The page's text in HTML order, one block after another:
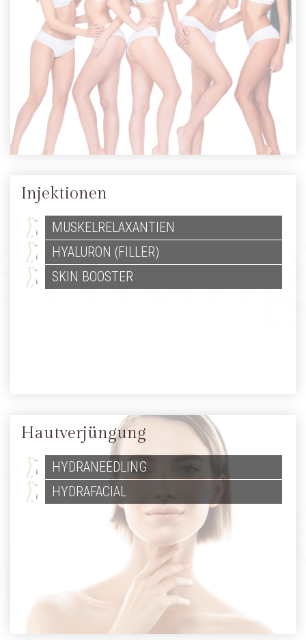
Injektionen
MUSKELRELAXANTIEN
HYALURON (FILLER)
SKIN BOOSTER
Hautverjüngung
HYDRANEEDLING
HYDRAFACIAL